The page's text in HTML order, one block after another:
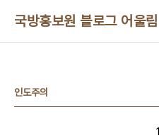
국방홍보원 블로그 어울림
인도주의
1